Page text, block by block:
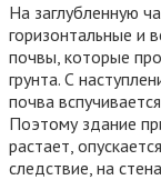
На заглубленную
горизонтальные и
почвы, которые
грунта. С
почва
Поэтому здание
растает,
следствие, на